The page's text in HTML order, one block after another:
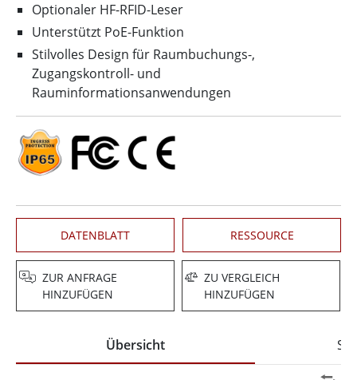
Optionaler HF-RFID-Leser
Unterstützt PoE-Funktion
Stilvolles Design für Raumbuchungs-,
Zugangskontroll- und
Rauminformationsanwendungen
DATENBLATT RESSOURCE
ZUR ANFRAGE
HINZUFÜGEN
ZU VERGLEICH
HINZUFÜGEN
Übersicht